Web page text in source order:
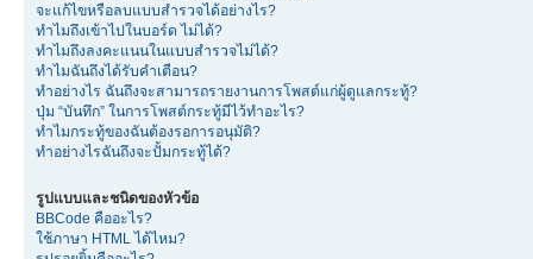
จะแก้ไขหรือลบแบบสำรวจได้อย่างไร?
ทำไมถึงเข้าไปในบอร์ด ไม่ได้?
ทำไมถึงลงคะแนนในแบบสำรวจไม่ได้?
ทำไมฉันถึงได้รับคำเตือน?
ทำอย่างไร ฉันถึงจะสามารถรายงานการโพสต์แก่ผู้ดูแลกระทู้?
ปุ่ม “บันทึก” ในการโพสต์กระทู้มีไว้ทำอะไร?
ทำไมกระทู้ของฉันต้องรอการอนุมัติ?
ทำอย่างไรฉันถึงจะปั้มกระทู้ได้?
รูปแบบและชนิดของหัวข้อ
BBCode คืออะไร?
ใช้ภาษา HTML ได้ไหม?